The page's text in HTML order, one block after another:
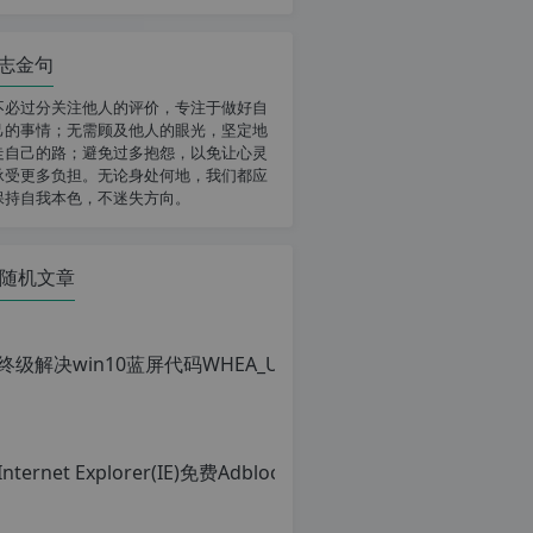
金句
必过分关注他人的评价，专注于做好自
的事情；无需顾及他人的眼光，坚定地
自己的路；避免过多抱怨，以免让心灵
受更多负担。无论身处何地，我们都应
持自我本色，不迷失方向。
随机文章